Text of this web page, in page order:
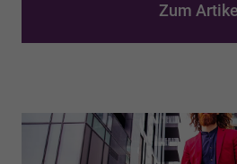
Zum Artikel